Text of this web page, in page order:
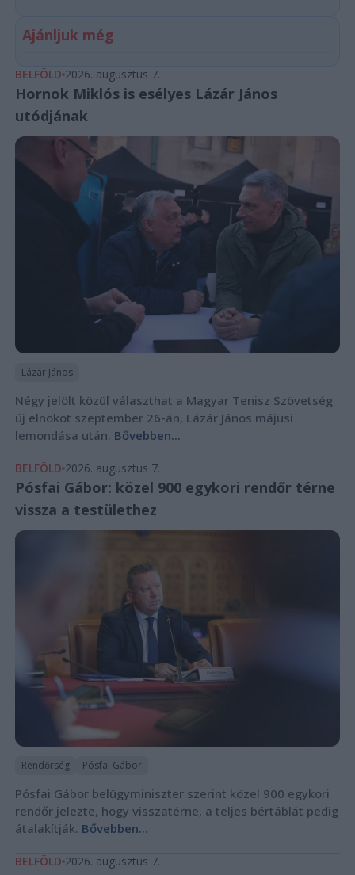
Ajánljuk még
BELFÖLD 2026. augusztus 7.
Hornok Miklós is esélyes Lázár János
utódjának
Lázár János
Négy jelölt közül választhat a Magyar Tenisz Szövetség
új elnököt szeptember 26-án, Lázár János májusi
lemondása után. Bővebben...
BELFÖLD 2026. augusztus 7.
Pósfai Gábor: közel 900 egykori rendőr térne
vissza a testülethez
Rendőrség Pósfai Gábor
Pósfai Gábor belügyminiszter szerint közel 900 egykori
rendőr jelezte, hogy visszatérne, a teljes bértáblát pedig
átalakítják. Bővebben...
BELFÖLD 2026. augusztus 7.